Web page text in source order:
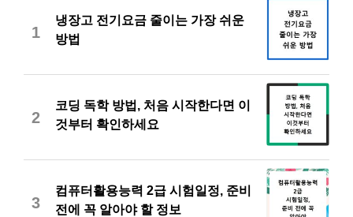
1
냉장고 전기요금 줄이는 가장 쉬운
방법
2
코딩 독학 방법, 처음 시작한다면 이
것부터 확인하세요
3
컴퓨터활용능력 2급 시험일정, 준비
전에 꼭 알아야 할 정보